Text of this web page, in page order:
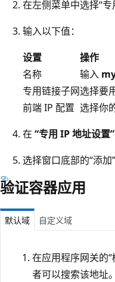
在左侧菜单中选择“专
输入以下值：
设置
操作
名称
输入
专用链接子网选择要
前端 IP 配置 选择你
在 “专用 IP 地址设置”
选择窗口底部的“添加”
验证容器应用
默认域 自定义域
在应用程序网关的
者可以搜索该地址